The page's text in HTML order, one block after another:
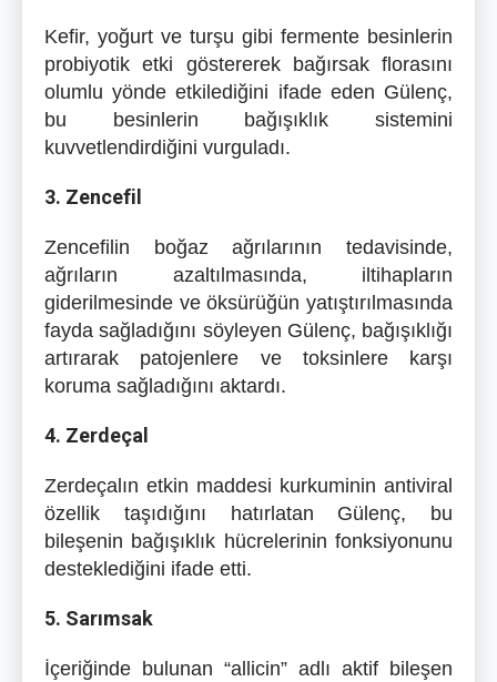
Kefir, yoğurt ve turşu gibi fermente besinlerin
probiyotik etki göstererek bağırsak florasını
olumlu yönde etkilediğini ifade eden Gülenç,
bu besinlerin bağışıklık sistemini
kuvvetlendirdiğini vurguladı.
3. Zencefil
Zencefilin boğaz ağrılarının tedavisinde,
ağrıların azaltılmasında, iltihapların
giderilmesinde ve öksürüğün yatıştırılmasında
fayda sağladığını söyleyen Gülenç, bağışıklığı
artırarak patojenlere ve toksinlere karşı
koruma sağladığını aktardı.
4. Zerdeçal
Zerdeçalın etkin maddesi kurkuminin antiviral
özellik taşıdığını hatırlatan Gülenç, bu
bileşenin bağışıklık hücrelerinin fonksiyonunu
desteklediğini ifade etti.
5. Sarımsak
İçeriğinde bulunan “allicin” adlı aktif bileşen